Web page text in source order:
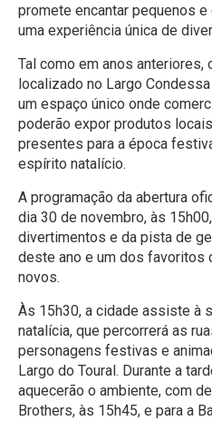
promete encantar pequenos
uma experiência única de
Tal como em anos anteriores,
localizado no Largo
um espaço único onde
poderão expor produtos
presentes para a época
espírito natalício.
A programação da abertura
dia 30 de novembro, às
divertimentos e da pista de
deste ano e um dos favoritos
novos.
Às 15h30, a cidade assiste à
natalícia, que percorrerá as
personagens festivas e
Largo do Toural. Durante a
aquecerão o ambiente, com
Brothers, às 15h45, e para a